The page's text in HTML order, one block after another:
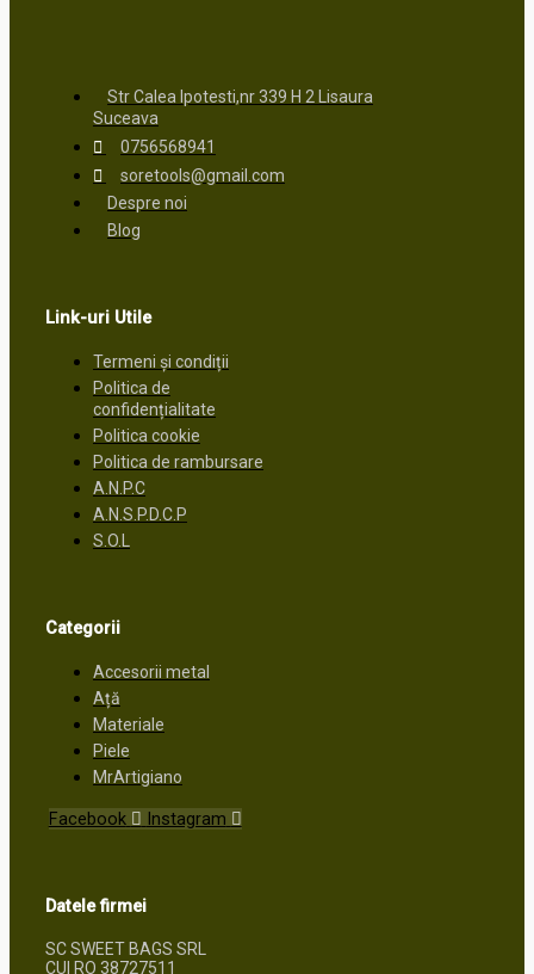
Str Calea Ipotesti,nr 339 H 2 Lisaura
Suceava
0756568941
soretools@gmail.com
Despre noi
Blog
Link-uri Utile
Termeni și condiții
Politica de
confidențialitate
Politica cookie
Politica de rambursare
A.N.P.C
A.N.S.P.D.C.P
S.O.L
Categorii
Accesorii metal
Ață
Materiale
Piele
MrArtigiano
Facebook Instagram
Datele firmei
SC SWEET BAGS SRL
CUI RO 38727511